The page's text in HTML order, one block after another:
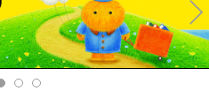
Ne
xt